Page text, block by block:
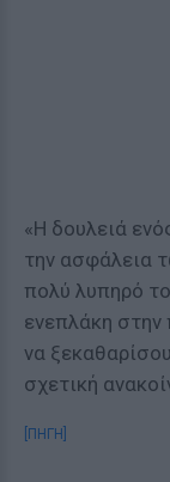
«Η δουλειά
την ασφάλεια
πολύ λυπηρό
ενεπλάκη στην
να
σχετική
[ΠΗΓΗ]